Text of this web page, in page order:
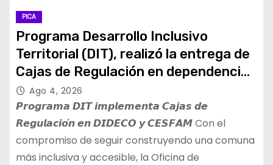
PICA
Programa Desarrollo Inclusivo
Territorial (DIT), realizó la entrega de
Cajas de Regulación en dependencias
de DIDECO y del CESFAM Dr. Juan
Marqués Vismara.
Ago 4, 2026
𝙋𝙧𝙤𝙜𝙧𝙖𝙢𝙖 𝘿𝙄𝙏 𝙞𝙢𝙥𝙡𝙚𝙢𝙚𝙣𝙩𝙖 𝘾𝙖𝙟𝙖𝙨 𝙙𝙚
𝙍𝙚𝙜𝙪𝙡𝙖𝙘𝙞𝙤́𝙣 𝙚𝙣 𝘿𝙄𝘿𝙀𝘾𝙊 𝙮 𝘾𝙀𝙎𝙁𝘼𝙈 Con el
compromiso de seguir construyendo una comuna
más inclusiva y accesible, la Oficina de